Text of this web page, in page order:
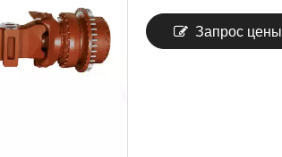
Запрос цены